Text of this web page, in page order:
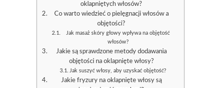
oklapniętych włosów?
Co warto wiedzieć o pielęgnacji włosów a
objętości?
Jak masaż skóry głowy wpływa na objętość
włosów?
Jakie są sprawdzone metody dodawania
objętości na oklapnięte włosy?
Jak suszyć włosy, aby uzyskać objętość?
Jakie fryzury na oklapnięte włosy są